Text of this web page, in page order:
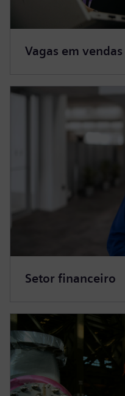
Vagas em vendas
Setor financeiro